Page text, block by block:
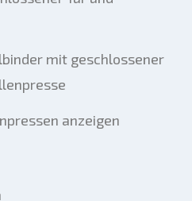
mit geschlossener
anzeigen